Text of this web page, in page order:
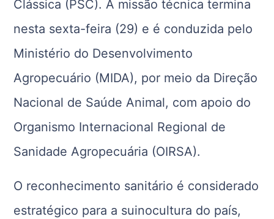
Clássica (PSC). A missão técnica termina
nesta sexta-feira (29) e é conduzida pelo
Ministério do Desenvolvimento
Agropecuário (MIDA), por meio da Direção
Nacional de Saúde Animal, com apoio do
Organismo Internacional Regional de
Sanidade Agropecuária (OIRSA).
O reconhecimento sanitário é considerado
estratégico para a suinocultura do país,